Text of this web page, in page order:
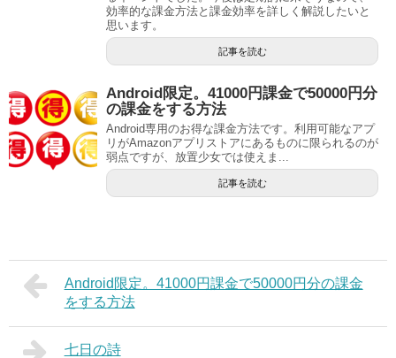
効率的な課金方法と課金効率を詳しく解説したいと
思います。
記事を読む
Android限定。41000円課金で50000円分
の課金をする方法
Android専用のお得な課金方法です。利用可能なアプ
リがAmazonアプリストアにあるものに限られるのが
弱点ですが、放置少女では使えま...
記事を読む
Android限定。41000円課金で50000円分の課金
をする方法
七日の詩